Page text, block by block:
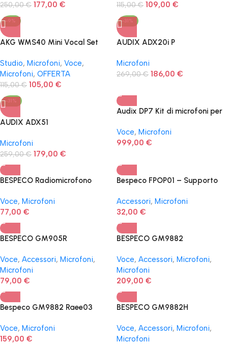
250,00€ 177,00 € 115,00€ 109,00 €
-9%
AKG WMS40 Mini Vocal Set
Studio, Microfoni, Voce,
Microfoni, OFFERTA
115,00€ 105,00 €
-31%
AUDIX ADX20i P
Microfoni
269,00€ 186,00 €
-31%
AUDIX ADX51
Microfoni
259,00€ 179,00 €
Audix DP7 Kit di microfoni per
Voce, Microfoni
999,00 €
BESPECO Radiomicrofono
Voce, Microfoni
77,00 €
Bespeco FPOP01 – Supporto
Accessori, Microfoni
32,00 €
BESPECO GM905R
Voce, Accessori, Microfoni,
Microfoni
79,00 €
BESPECO GM9882
Voce, Accessori, Microfoni,
Microfoni
209,00 €
Bespeco GM9882 Raee03
Voce, Microfoni
159,00 €
BESPECO GM9882H
Voce, Accessori, Microfoni,
Microfoni